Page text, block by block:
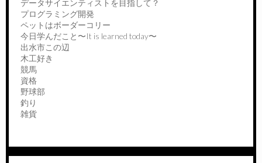
データサイエンティストを目指して？
プログラミング開発
ペットはボーダーコリー
今日学んだこと〜It is learned today〜
出水市この辺
木工好き
競馬
資格
野球部
釣り
雑貨